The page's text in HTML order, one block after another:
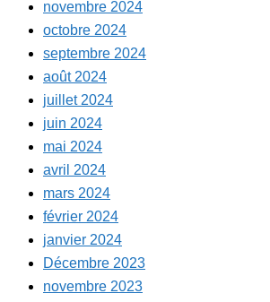
novembre 2024
octobre 2024
septembre 2024
août 2024
juillet 2024
juin 2024
mai 2024
avril 2024
mars 2024
février 2024
janvier 2024
Décembre 2023
novembre 2023